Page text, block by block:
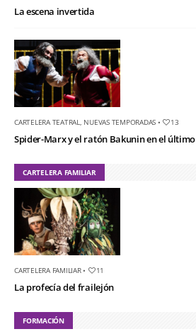
La escena invertida
CARTELERA TEATRAL NUEVAS TEMPORADAS • 13
Spider-Marx y el ratón Bakunin en el
CARTELERA FAMILIAR
CARTELERA FAMILIAR• 11
La profecía del frailejón
FORMACIÓN